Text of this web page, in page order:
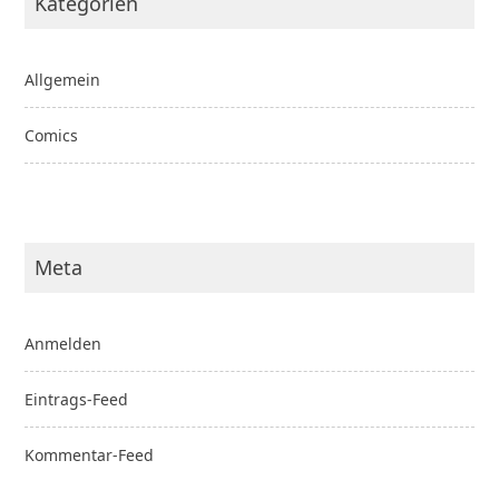
Allgemein
Comics
Meta
Anmelden
Eintrags-Feed
Kommentar-Feed